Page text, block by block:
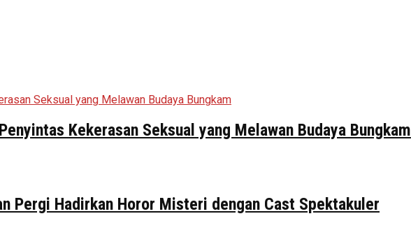
Kekerasan Seksual yang Melawan Budaya Bungkam
Pergi Hadirkan Horor Misteri dengan Cast Spektakuler